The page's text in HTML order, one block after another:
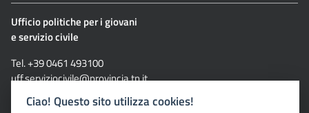
Ufficio politiche per i giovani
e servizio civile
Tel. +39 0461 493100
uff.serviziocivile@provincia.tn.it
serviziocivile@pec.provincia.tn.it
Via G. Grazioli, 1- 38122 Trento
Ciao! Questo sito utilizza cookies!